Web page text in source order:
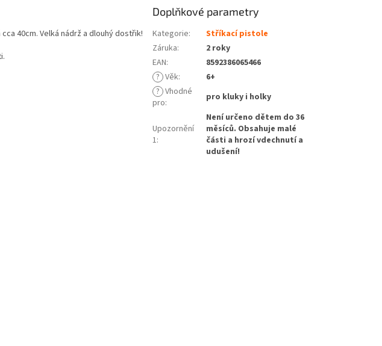
40cm. Velká nádrž a dlouhý dostřik!
Doplňkové parametry
Kategorie:
Stříkací pistole
Záruka:
2 roky
EAN:
8592386065466
? Věk:
6+
? Vhodné
pro: pro kluky i holky
Upozornění
1:
Není určeno dětem do 36
měsíců. Obsahuje malé
části a hrozí vdechnutí a
udušení!